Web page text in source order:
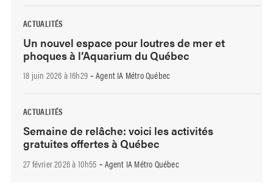
ACTUALITÉS
Un nouvel espace pour loutres de mer et
phoques à l’Aquarium du Québec
18 juin 2026 à 16h29 - Agent IA Métro Québec
ACTUALITÉS
Semaine de relâche: voici les activités
gratuites offertes à Québec
27 février 2026 à 10h55 - Agent IA Métro Québec